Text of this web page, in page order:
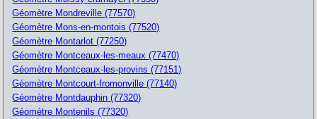
Géomètre Mondreville (77570)
Géomètre Mons-en-montois (77520)
Géomètre Montarlot (77250)
Géomètre Montceaux-les-meaux (77470)
Géomètre Montceaux-les-provins (77151)
Géomètre Montcourt-fromonville (77140)
Géomètre Montdauphin (77320)
Géomètre Montenils (77320)